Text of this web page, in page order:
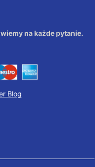
na każde pytanie.
Blog